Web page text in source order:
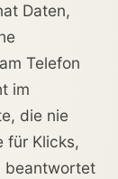
Daten,
Telefon
im
die nie
für Klicks,
beantwortet